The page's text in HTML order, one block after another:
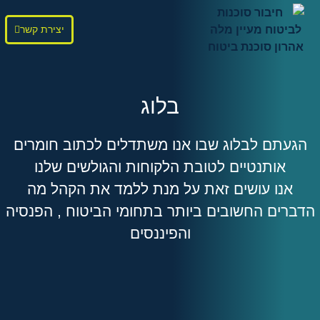
יצירת קשר
בלוג
הגעתם לבלוג שבו אנו משתדלים לכתוב חומרים
אותנטיים לטובת הלקוחות והגולשים שלנו
אנו עושים זאת על מנת ללמד את הקהל מה
הדברים החשובים ביותר בתחומי הביטוח , הפנסיה
והפיננסים